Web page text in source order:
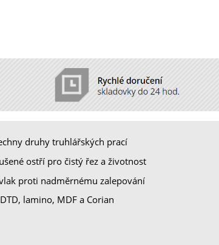
druhy truhlářských prací
ostří pro čistý řez a životnost
proti nadměrnému zalepování
lamino, MDF a Corian